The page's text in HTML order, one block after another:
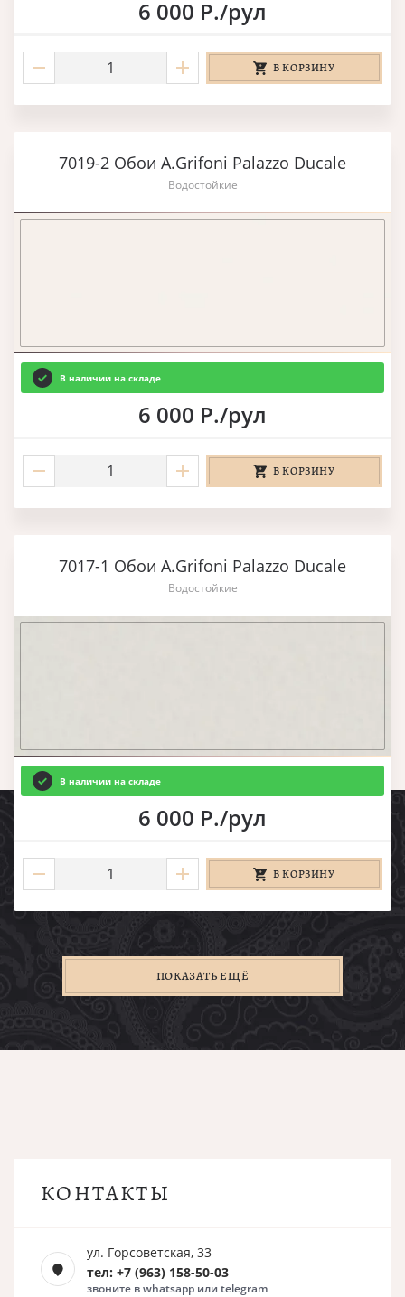
6 000 Р./рул
В КОРЗИНУ
7019-2 Обои A.Grifoni Palazzo Ducale
Водостойкие
В наличии на складе
6 000 Р./рул
В КОРЗИНУ
7017-1 Обои A.Grifoni Palazzo Ducale
Водостойкие
В наличии на складе
6 000 Р./рул
В КОРЗИНУ
ПОКАЗАТЬ ЕЩЁ
КОНТАКТЫ
ул. Горсоветская, 33
тел: +7 (963) 158-50-03
звоните в whatsapp или telegram